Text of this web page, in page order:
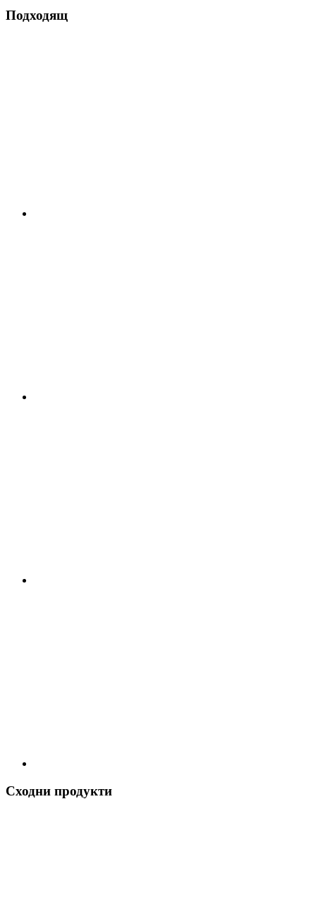
Подходящ
Сходни продукти